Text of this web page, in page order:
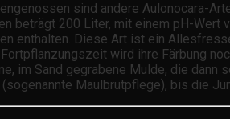
sind andere Aulonocara-
beträgt 200 Liter, mit einem pH-
enthalten. Diese Art ist ein
wird ihre Färbung
im Sand gegrabene Mulde, die
Maulbrutpflege), bis die